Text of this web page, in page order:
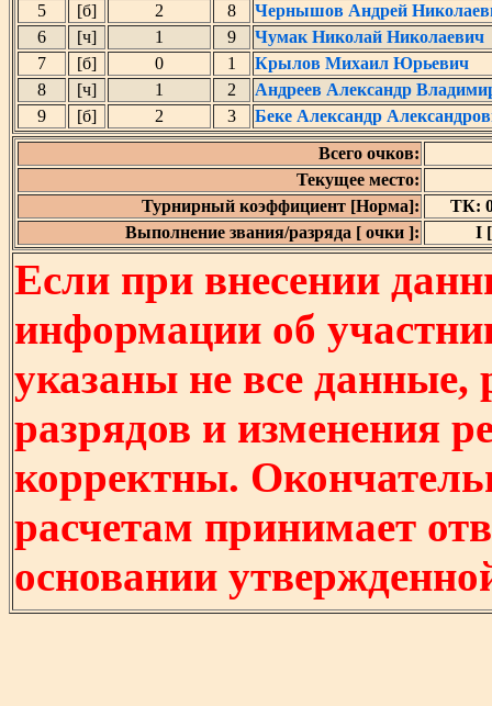
5
[б] 2 8
Чернышов Андрей
6
[ч] 1 9
Чумак Николай Николаевич
7
[б] 0 1
Крылов Михаил Юрьевич
8
[ч] 1 2
Андреев Александр
9
[б] 2 3
Беке Александр
Всего очков:
Текущее место:
Турнирный коэффициент [Норма]:
ТК:
Выполнение звания/разряда [ очки ]:
I
Если при внесении
информации об
указаны не все
разрядов и изменения
корректны.
расчетам принимает
основании